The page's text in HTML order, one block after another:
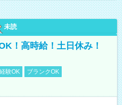
未読
！高時給！土日休み！
験OK
ブランクOK